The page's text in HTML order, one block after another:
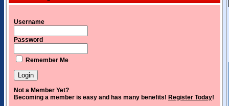
Username
Password
Remember Me
Not a Member Yet?
Becoming a member is easy and has many benefits! Register Today!